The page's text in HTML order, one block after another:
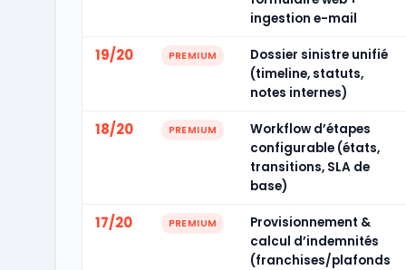
ingestion e-mail
19/20 PREMIUM
Dossier sinistre unifié
(timeline, statuts,
notes internes)
18/20 PREMIUM
Workflow d’étapes
configurable (états,
transitions, SLA de
base)
17/20 PREMIUM
Provisionnement &
calcul d’indemnités
(franchises/plafonds